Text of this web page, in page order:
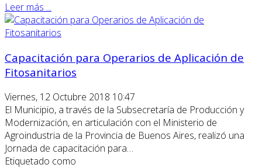
Leer más ...
Capacitación para Operarios de Aplicación de
Fitosanitarios
Viernes, 12 Octubre 2018 10:47
El Municipio, a través de la Subsecretaría de Producción y
Modernización, en articulación con el Ministerio de
Agroindustria de la Provincia de Buenos Aires, realizó una
Jornada de capacitación para…
Etiquetado como